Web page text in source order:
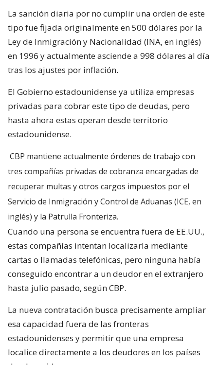
La sanción diaria por no cumplir una orden de este
tipo fue fijada originalmente en 500 dólares por la
Ley de Inmigración y Nacionalidad (INA, en inglés)
en 1996 y actualmente asciende a 998 dólares al día
tras los ajustes por inflación.
El Gobierno estadounidense ya utiliza empresas
privadas para cobrar este tipo de deudas, pero
hasta ahora estas operan desde territorio
estadounidense.
CBP mantiene actualmente órdenes de trabajo con
tres compañías privadas de cobranza encargadas de
recuperar multas y otros cargos impuestos por el
Servicio de Inmigración y Control de Aduanas (ICE, en
inglés) y la Patrulla Fronteriza.
Cuando una persona se encuentra fuera de EE.UU.,
estas compañías intentan localizarla mediante
cartas o llamadas telefónicas, pero ninguna había
conseguido encontrar a un deudor en el extranjero
hasta julio pasado, según CBP.
La nueva contratación busca precisamente ampliar
esa capacidad fuera de las fronteras
estadounidenses y permitir que una empresa
localice directamente a los deudores en los países